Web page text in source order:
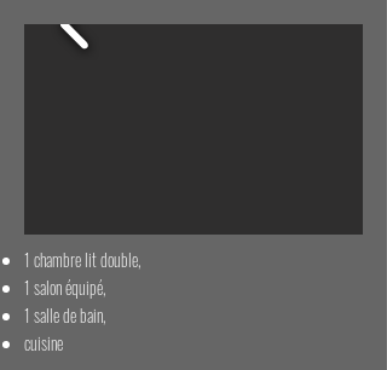
1 chambre lit double,
1 salon équipé,
1 salle de bain,
cuisine